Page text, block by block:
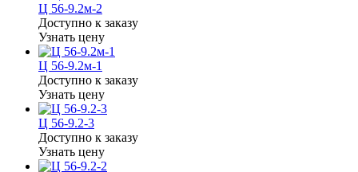
Ц 56-9.2м-2
Доступно к заказу
Узнать цену
Ц 56-9.2м-1
Доступно к заказу
Узнать цену
Ц 56-9.2-3
Доступно к заказу
Узнать цену